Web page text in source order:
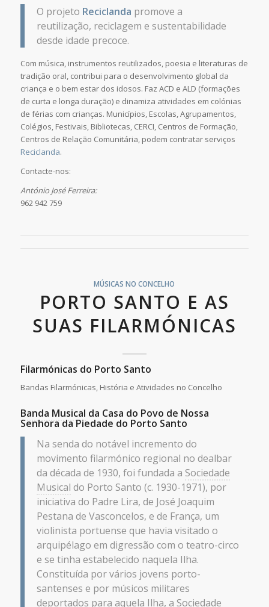
O projeto Reciclanda promove a
reutilização, reciclagem e sustentabilidade
desde idade precoce.
Com música, instrumentos reutilizados, poesia e literaturas de
tradição oral, contribui para o desenvolvimento global da
criança e o bem estar dos idosos. Faz ACD e ALD (formações
de curta e longa duração) e dinamiza atividades em colónias
de férias com crianças. Municípios, Escolas, Agrupamentos,
Colégios, Festivais, Bibliotecas, CERCI, Centros de Formação,
Centros de Relação Comunitária, podem contratar serviços
Reciclanda.
Contacte-nos:
António José Ferreira:
962 942 759
MÚSICAS NO CONCELHO
PORTO SANTO E AS
SUAS FILARMÓNICAS
Filarmónicas do Porto Santo
Bandas Filarmónicas, História e Atividades no Concelho
Banda Musical da Casa do Povo de Nossa
Senhora da Piedade do Porto Santo
Na senda do notável incremento do
movimento filarmónico regional no dealbar
da década de 1930, foi fundada a Sociedade
Musical do Porto Santo (c. 1930-1971), por
iniciativa do Padre Lira, de José Joaquim
Pestana de Vasconcelos, e de França, um
violinista portuense que havia visitado o
arquipélago em digressão com o teatro-circo
e se tinha estabelecido naquela Ilha.
Constituída por vários jovens porto-
santenses e por músicos militares
deportados para aquela Ilha, a Sociedade